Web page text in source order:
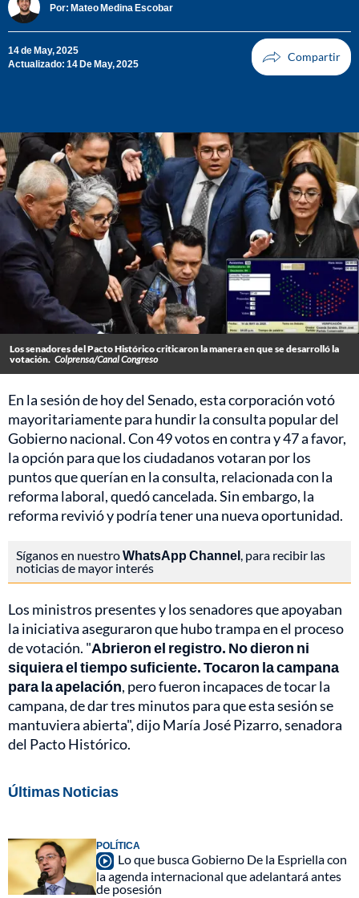
Por: Mateo Medina Escobar
14 de May, 2025
Actualizado: 14 De May, 2025
Los senadores del Pacto Histórico criticaron la manera en que se desarrolló la
votación. Colprensa/Canal Congreso
En la sesión de hoy del Senado, esta corporación votó
mayoritariamente para hundir la consulta popular del
Gobierno nacional. Con 49 votos en contra y 47 a favor,
la opción para que los ciudadanos votaran por los
puntos que querían en la consulta, relacionada con la
reforma laboral, quedó cancelada. Sin embargo, la
reforma revivió y podría tener una nueva oportunidad.
Síganos en nuestroWhatsApp Channel, para recibir las
noticias de mayor interés
Los ministros presentes y los senadores que apoyaban
la iniciativa aseguraron que hubo trampa en el proceso
de votación. "Abrieron el registro. No dieron ni
siquiera el tiempo suficiente. Tocaron la campana
para la apelación, pero fueron incapaces de tocar la
campana, de dar tres minutos para que esta sesión se
mantuviera abierta", dijo María José Pizarro, senadora
del Pacto Histórico.
Últimas Noticias
POLÍTICA
Lo que busca Gobierno De la Espriella con
la agenda internacional que adelantará antes
de posesión